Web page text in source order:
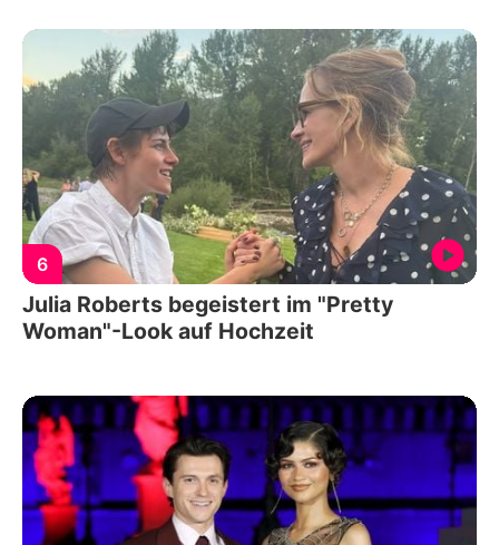
6
Julia Roberts begeistert im "Pretty
Woman"-Look auf Hochzeit